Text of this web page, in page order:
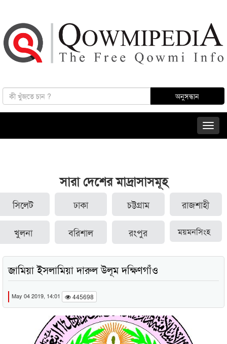
সারা দেশের মাদ্রাসাসমূহ
সিলেট ঢাকা চট্টগ্রাম রাজশাহী
খুলনা বরিশাল রংপুর ময়মনসিংহ
জামিয়া ইসলামিয়া দারুল উলূম দক্ষিণগাঁও
May 04 2019, 14:01 445698